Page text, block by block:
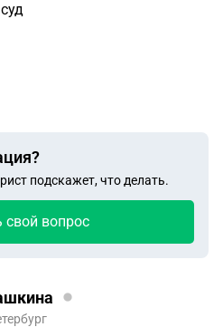
подскажет, что делать.
свой вопрос